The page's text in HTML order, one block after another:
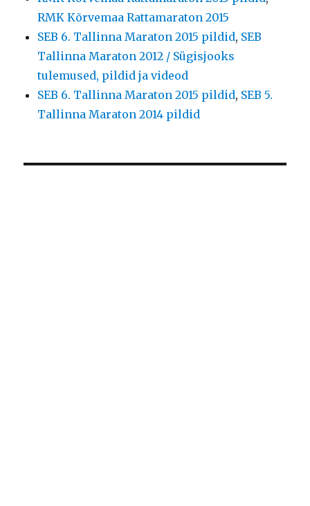
RMK Kõrvemaa Rattamaraton 2015
SEB 6. Tallinna Maraton 2015 pildid, SEB
Tallinna Maraton 2012 / Sügisjooks
tulemused, pildid ja videod
SEB 6. Tallinna Maraton 2015 pildid, SEB 5.
Tallinna Maraton 2014 pildid